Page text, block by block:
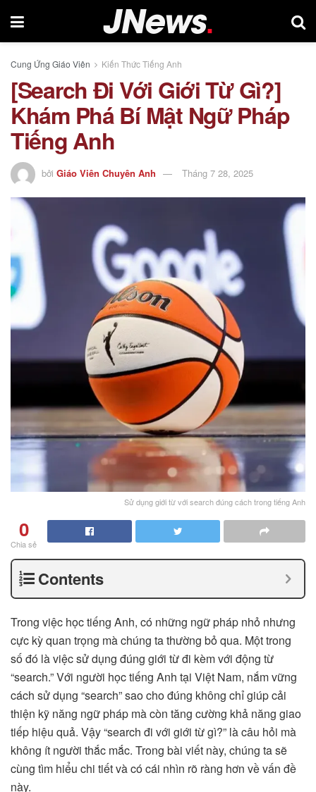
Cung Ứng Giáo Viên Kiến Thức Tiếng Anh
[Search Đi Với Giới Từ Gì?]
Khám Phá Bí Mật Ngữ Pháp
Tiếng Anh
bởi Giáo Viên Chuyên Anh Tháng 7 28, 2025
Sử dụng giới từ với search đúng cách trong tiếng Anh
0
Chia sẻ
Contents
Trong việc học tiếng Anh, có những ngữ pháp nhỏ nhưng
cực kỳ quan trọng mà chúng ta thường bỏ qua. Một trong
số đó là việc sử dụng đúng giới từ đi kèm với động từ
“search.” Với người học tiếng Anh tại Việt Nam, nắm vững
cách sử dụng “search” sao cho đúng không chỉ giúp cải
thiện kỹ năng ngữ pháp mà còn tăng cường khả năng giao
tiếp hiệu quả. Vậy “search đi với giới từ gì?” là câu hỏi mà
không ít người thắc mắc. Trong bài viết này, chúng ta sẽ
cùng tìm hiểu chi tiết và có cái nhìn rõ ràng hơn về vấn đề
này.